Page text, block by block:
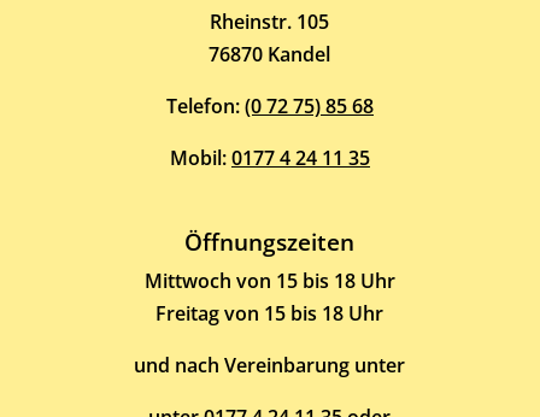
Rheinstr. 105
76870 Kandel
Telefon:(0 72 75) 85 68
Mobil:0177 4 24 11 35
Öffnungszeiten
Mittwoch von 15 bis 18 Uhr
Freitag von 15 bis 18 Uhr
und nach Vereinbarung unter